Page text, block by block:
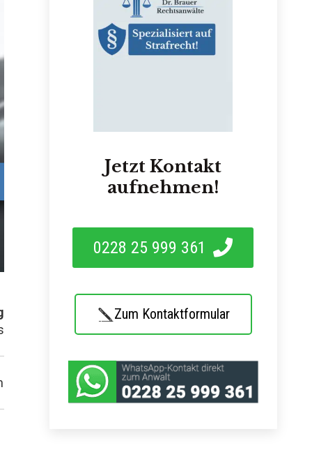
Jetzt Kontakt
aufnehmen!
0228 25 999 361
Zum Kontaktformular